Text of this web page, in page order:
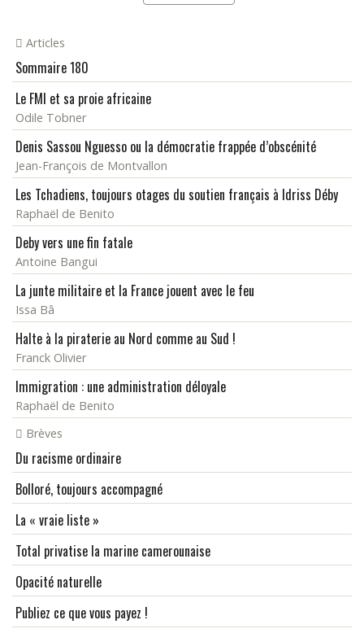
Articles
Sommaire 180
Le FMI et sa proie africaine
Odile Tobner
Denis Sassou Nguesso ou la démocratie frappée d’obscénité
Jean-François de Montvallon
Les Tchadiens, toujours otages du soutien français à Idriss Déby
Raphaël de Benito
Deby vers une fin fatale
Antoine Bangui
La junte militaire et la France jouent avec le feu
Issa Bâ
Halte à la piraterie au Nord comme au Sud !
Franck Olivier
Immigration : une administration déloyale
Raphaël de Benito
Brèves
Du racisme ordinaire
Bolloré, toujours accompagné
La « vraie liste »
Total privatise la marine camerounaise
Opacité naturelle
Publiez ce que vous payez !